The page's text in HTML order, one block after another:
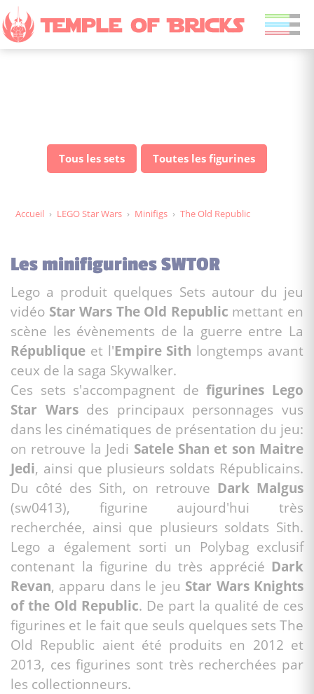
Tous les sets Toutes les figurines
Accueil › LEGO Star Wars › Minifigs › The Old Republic
Les minifigurines SWTOR
Lego a produit quelques Sets autour du jeu
vidéo Star Wars The Old Republic mettant en
scène les évènements de la guerre entre La
République et l'Empire Sith longtemps avant
ceux de la saga Skywalker.
Ces sets s'accompagnent defigurines Lego
Star Warsdes principaux personnages vus
dans les cinématiques de présentation du jeu:
on retrouve la Jedi Satele Shan et son Maitre
Jedi, ainsi que plusieurs soldats Républicains.
Du côté des Sith, on retrouve Dark Malgus
(sw0413), figurine aujourd'hui très
recherchée, ainsi que plusieurs soldats Sith.
Lego a également sorti un Polybag exclusif
contenant la figurine du très apprécié Dark
Revan, apparu dans le jeu Star Wars Knights
of the Old Republic. De part la qualité de ces
figurines et le fait que seuls quelques sets The
Old Republic aient été produits en 2012 et
2013, ces figurines sont très recherchées par
les collectionneurs.